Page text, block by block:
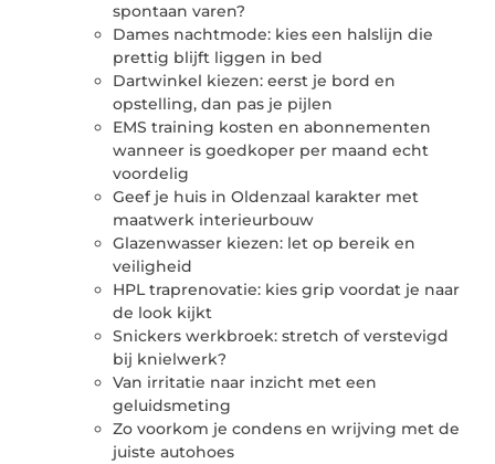
spontaan varen?
Dames nachtmode: kies een halslijn die
prettig blijft liggen in bed
Dartwinkel kiezen: eerst je bord en
opstelling, dan pas je pijlen
EMS training kosten en abonnementen
wanneer is goedkoper per maand echt
voordelig
Geef je huis in Oldenzaal karakter met
maatwerk interieurbouw
Glazenwasser kiezen: let op bereik en
veiligheid
HPL traprenovatie: kies grip voordat je naar
de look kijkt
Snickers werkbroek: stretch of verstevigd
bij knielwerk?
Van irritatie naar inzicht met een
geluidsmeting
Zo voorkom je condens en wrijving met de
juiste autohoes